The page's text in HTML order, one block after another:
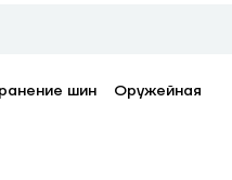
шин Оружейная